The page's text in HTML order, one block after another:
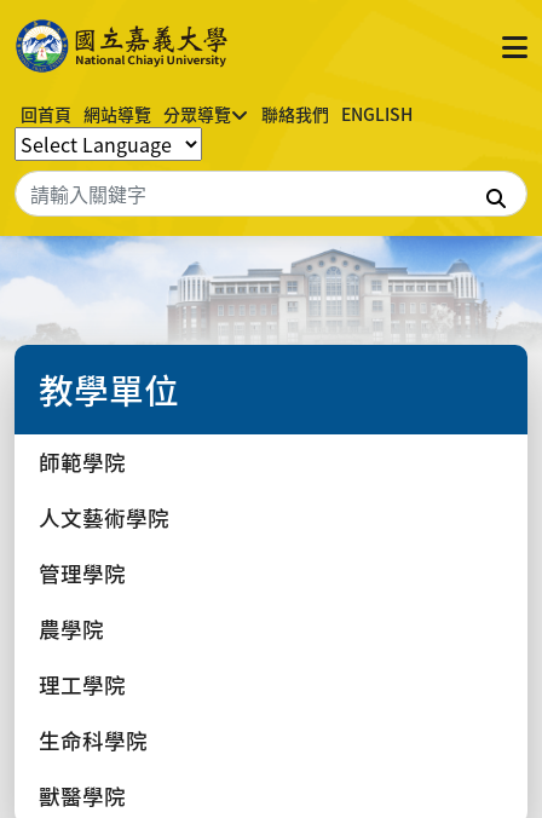
回首頁 網站導覽 分眾導覽 聯絡我們 ENGLISH
搜尋
教學單位
師範學院
人文藝術學院
管理學院
農學院
理工學院
生命科學院
獸醫學院